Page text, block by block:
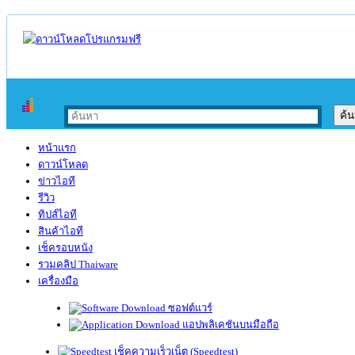
หน้าแรก
ดาวน์โหลด
ข่าวไอที
รีวิว
ทิปส์ไอที
สินค้าไอที
เช็ครอบหนัง
รวมคลิป Thaiware
เครื่องมือ
ซอฟต์แวร์
แอปพลิเคชันบนมือถือ
เช็คความเร็วเน็ต (Speedtest)